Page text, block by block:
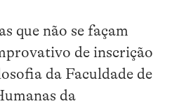
que não se façam
de inscrição
da Faculdade de
da